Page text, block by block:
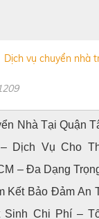
Dịch vụ chuyển nhà
Nhà Tại Quận
– Dịch Vụ Cho
– Đa Dạng
Kết Bảo Đảm An
Sinh Chi Phí –